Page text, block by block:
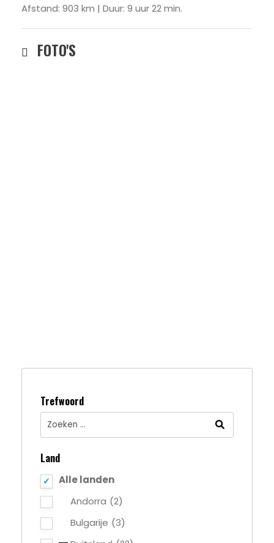
Afstand: 903 km | Duur: 9 uur 22 min.
FOTO'S
Trefwoord
Land
Alle landen
Andorra (2)
Bulgarije (3)